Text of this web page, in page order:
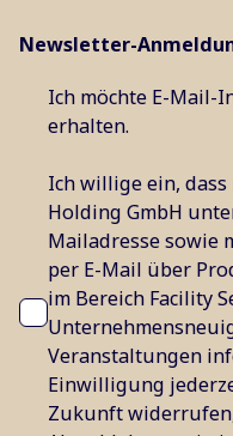
Newsletter-
Ich möchte E-Mail-
erhalten.
Ich willige ein, dass
Holding GmbH
Mailadresse sowie
per E-Mail über
im Bereich Facility
Veranstaltungen
Einwilligung
Zukunft